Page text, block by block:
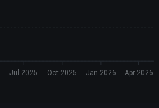
Jul 2025 Oct 2025 Jan 2026 Apr 2026